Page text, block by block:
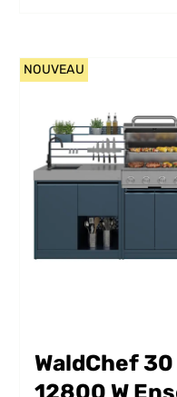
WaldChef
NOUVEAU